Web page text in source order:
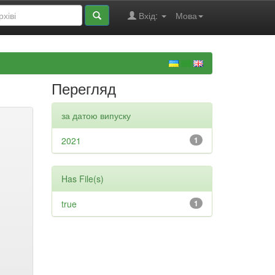
Мова
Вхід:
Перегляд
за датою випуску
1
2021
Has File(s)
1
true